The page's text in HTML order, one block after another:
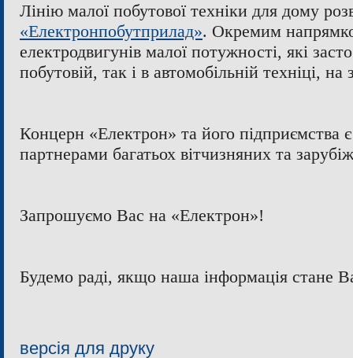
Лінію малої побутової техніки для дому
«Електронпобутприлад». Окремим
електродвигунів малої потужності, які
побутовій, так і в автомобільній техніці,
Концерн «Електрон» та його підприємства
партнерами багатьох вітчизняних та
Запрошуємо Вас на «Електрон»!
Будемо раді, якщо наша інформація стане
версія для друку